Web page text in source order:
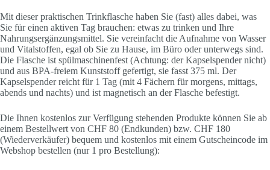
Mit dieser praktischen Trinkflasche haben Sie (fast) alles dabei, was
Sie für einen aktiven Tag brauchen: etwas zu trinken und Ihre
Nahrungsergänzungsmittel. Sie vereinfacht die Aufnahme von Wasser
und Vitalstoffen, egal ob Sie zu Hause, im Büro oder unterwegs sind.
Die Flasche ist spülmaschinenfest (Achtung: der Kapselspender nicht)
und aus BPA-freiem Kunststoff gefertigt, sie fasst 375 ml. Der
Kapselspender reicht für 1 Tag (mit 4 Fächern für morgens, mittags,
abends und nachts) und ist magnetisch an der Flasche befestigt.
Die Ihnen kostenlos zur Verfügung stehenden Produkte können Sie ab
einem Bestellwert von CHF 80 (Endkunden) bzw. CHF 180
(Wiederverkäufer) bequem und kostenlos mit einem Gutscheincode im
Webshop bestellen (nur 1 pro Bestellung):